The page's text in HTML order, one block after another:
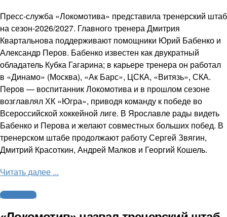
Пресс-служба «Локомотива» представила тренерский штаб
на сезон-2026/2027. Главного тренера Дмитрия
Квартальнова поддерживают помощники Юрий Бабенко и
Александр Перов. Бабенко известен как двукратный
обладатель Кубка Гагарина; в карьере тренера он работал
в «Динамо» (Москва), «Ак Барс», ЦСКА, «Витязь», СКА.
Перов — воспитанник Локомотива и в прошлом сезоне
возглавлял ХК «Югра», приводя команду к победе во
Всероссийской хоккейной лиге. В Ярославле рады видеть
Бабенко и Перова и желают совместных больших побед. В
тренерском штабе продолжают работу Сергей Звягин,
Дмитрий Красоткин, Андрей Малков и Георгий Кошель.
Читать далее ...
Другие виды